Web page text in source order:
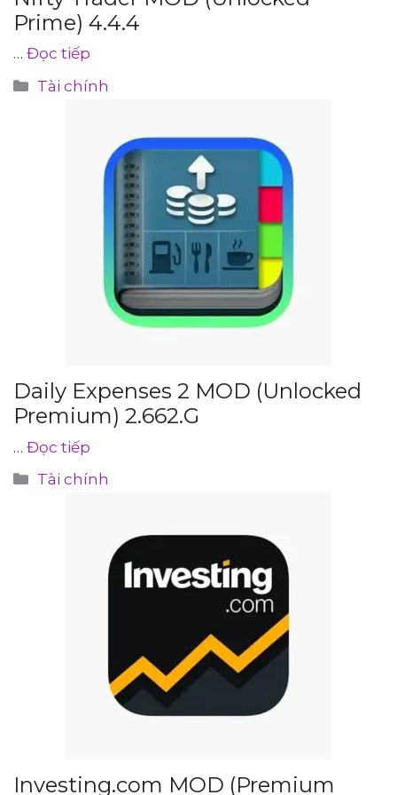
Prime) 4.4.4
… Đọc tiếp
Danh
Tài chính
Daily Expenses 2 MOD (Unlocked
Premium) 2.662.G
… Đọc tiếp
Danh
Tài chính
Investing.com MOD (Premium